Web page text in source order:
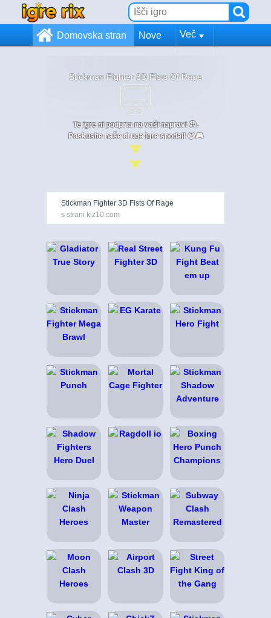
Domovska stran Nove Več
Stickman Fighter 3D Fists Of Rage
Te igre ni podprta na vaši napravi 😞.
Poskusite naše druge igre spodaj! 😄🎮
Stickman Fighter 3D Fists Of Rage
s strani kiz10.com